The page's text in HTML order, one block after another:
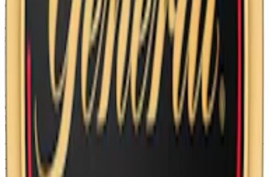
General lanserades som portionssnus 1985. Idag innehåller en dosa
24 prillor som var och en väger 1 g. Det totala nikotininnehållet i en
dosa är 204 mg. General snus har länge varit ett av de mest sålda
snusen i Sverige. Generals portionssnus finns också som
portion.
General Portion fick design och ny dosa 2023
OBS!
Under hösten 2023 fick General Portion en ny design på
dosan. Ovan till vänster ser du den utgående, äldre varianten. Ovan
till höger ser du den nya dosan. Under en övergångsperiod kunde
båda dosorna förekomma.
Information om varumärket General